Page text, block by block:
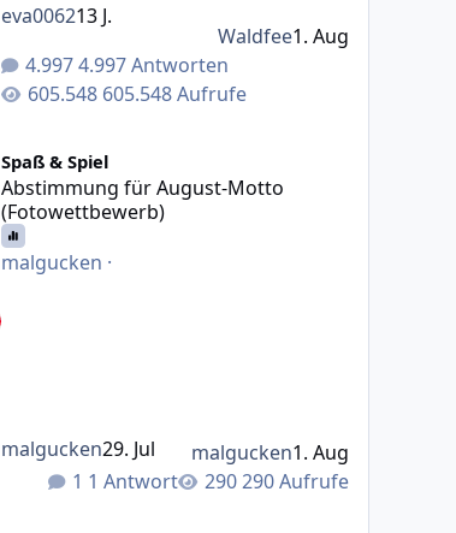
4.997 Antworten
605.548 Aufrufe
eva006213 J.
Waldfee1. Aug
Spaß & Spiel
Abstimmung für August-Motto
(Fotowettbewerb)
malgucken ·
1 Antwort 290 Aufrufe
malgucken29. Jul malgucken1. Aug